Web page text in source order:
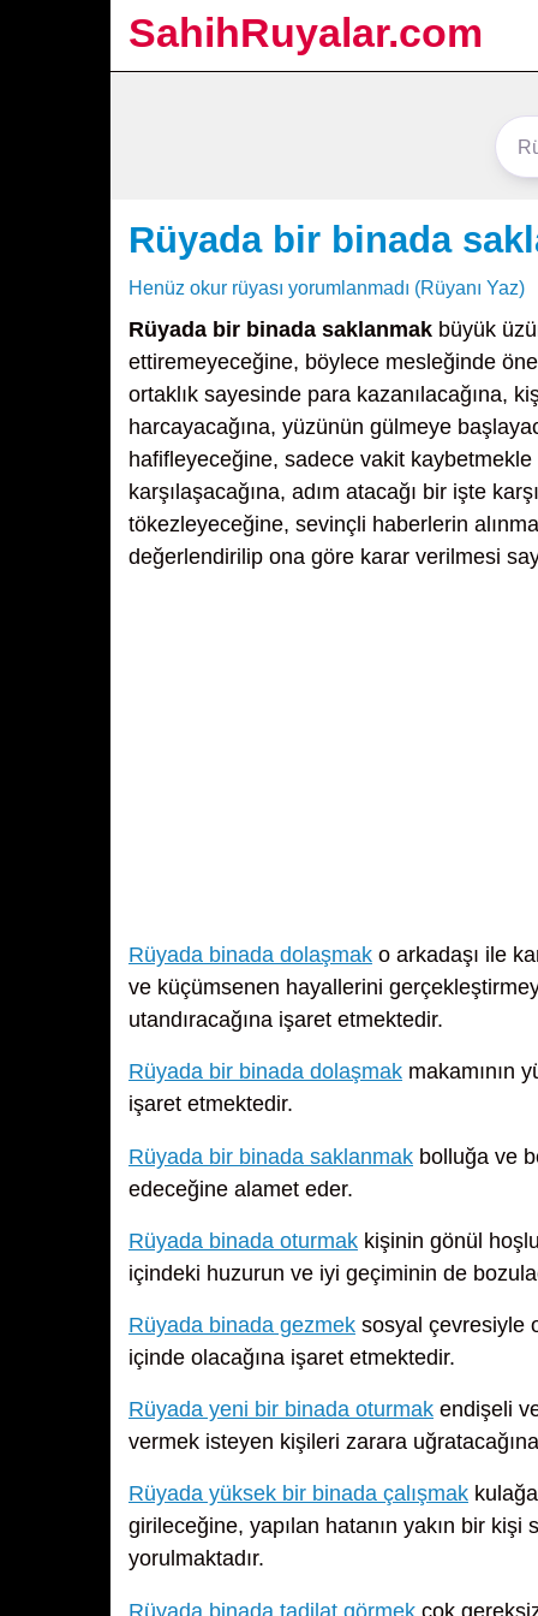
SahihRuyalar.com
Rüyada bir binada
Henüz okur rüyası yorumlanmadı (Rüyanı Yaz)
Rüyada bir binada saklanmak büyük
ettiremeyeceğine, böylece mesleğinde
ortaklık sayesinde para kazanılacağına,
harcayacağına, yüzünün gülmeye
hafifleyeceğine, sadece vakit
karşılaşacağına, adım atacağı bir işte
tökezleyeceğine, sevinçli haberlerin
değerlendirilip ona göre karar verilmesi
Rüyada binada dolaşmak o arkadaşı ile
ve küçümsenen hayallerini
utandıracağına işaret etmektedir.
Rüyada bir binada dolaşmak makamının
işaret etmektedir.
Rüyada bir binada saklanmak bolluğa ve
edeceğine alamet eder.
Rüyada binada oturmak kişinin gönül
içindeki huzurun ve iyi geçiminin de
Rüyada binada gezmek sosyal çevresiyle
içinde olacağına işaret etmektedir.
Rüyada yeni bir binada oturmak endişeli
vermek isteyen kişileri zarara
Rüyada yüksek bir binada çalışmak
girileceğine, yapılan hatanın yakın bir
yorulmaktadır.
Rüyada binada tadilat görmek çok